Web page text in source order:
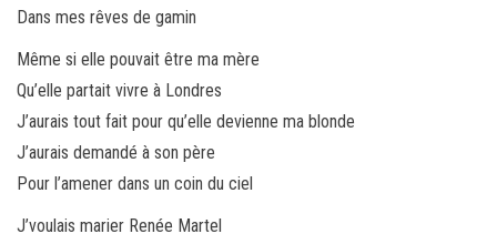
Dans mes rêves de gamin
Même si elle pouvait être ma mère
Qu’elle partait vivre à Londres
J’aurais tout fait pour qu’elle devienne ma blonde
J’aurais demandé à son père
Pour l’amener dans un coin du ciel
J’voulais marier Renée Martel